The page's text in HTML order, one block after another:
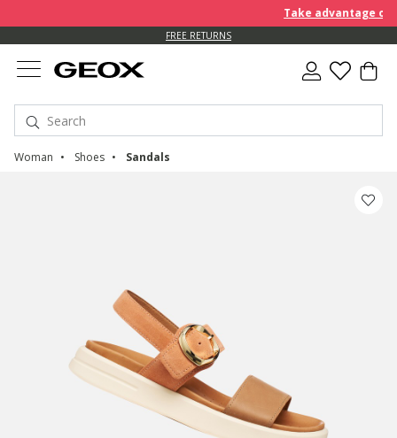
Take advantage of
FREE RETURNS
Woman Shoes Sandals